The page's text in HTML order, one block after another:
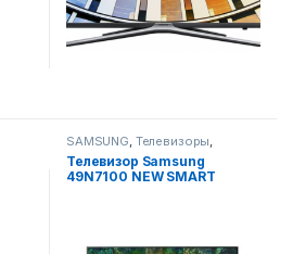
SAMSUNG, Телевизоры,
Телевизоры, фото-видео и
аудио
Телевизор Samsung
49N7100 NEW SMART